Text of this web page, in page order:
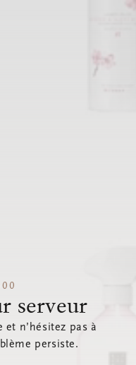
serveur
et n’hésitez pas à
persiste.